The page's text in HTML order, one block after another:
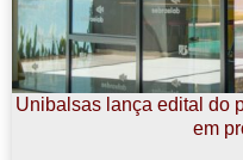
Unibalsas lança edital do
em